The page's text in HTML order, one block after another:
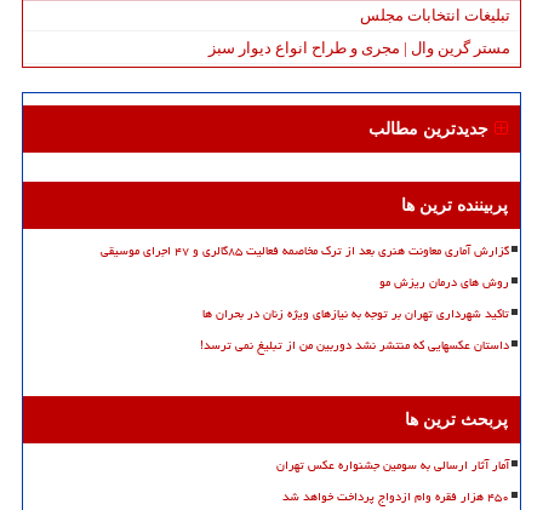
تبلیغات انتخابات مجلس
مستر گرین وال | مجری و طراح انواع دیوار سبز
جدیدترین مطالب
پربیننده ترین ها
گزارش آماری معاونت هنری بعد از ترک مخاصمه فعالیت ۸۵گالری و ۴۷ اجرای موسیقی
روش های درمان ریزش مو
تاکید شهرداری تهران بر توجه به نیازهای ویژه زنان در بحران ها
داستان عکسهایی که منتشر نشد دوربین من از تبلیغ نمی ترسد!
پربحث ترین ها
آمار آثار ارسالی به سومین جشنواره عکس تهران
۴۵۰ هزار فقره وام ازدواج پرداخت خواهد شد